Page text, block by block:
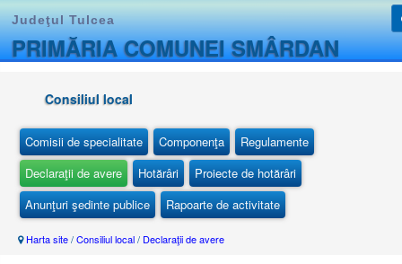
Judeţul Tulcea
PRIMĂRIA COMUNEI SMÂRDAN
Consiliul local
Comisii de specialitate Componenţa
Regulamente
Declaraţii de avere
Hotărâri
Proiecte de hotărâri
Anunţuri şedinte publice
Rapoarte de activitate
Harta site/Consiliul local/ Declaraţii de avere